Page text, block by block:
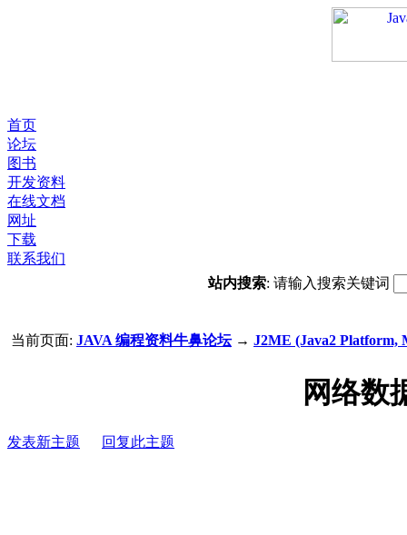
首页
论坛
图书
开发资料
在线文档
网址
下载
联系我们
站内搜索: 请输入搜索关键词
当前页面: JAVA 编程资料牛鼻论坛→ J2ME (Java2 Platform,
网络数
发表新主题 回复此主题